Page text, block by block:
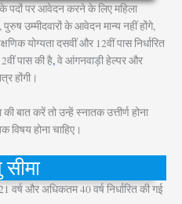
पदों पर आवेदन करने के लिए महिला
उम्मीदवारों के आवेदन मान्य नहीं होंगे,
योग्यता दसवीं और 12वीं पास निर्धारित
पास की है,वे आंगनवाड़ी हेल्पर और
होंगी।
बात करें तो उन्हें स्नातक उत्तीर्ण होना
होना चाहिए।
और अधिकतम 40 वर्ष निर्धारित की गई